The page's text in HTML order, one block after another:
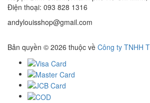
Điện thoại: 093 828 1316
andylouisshop@gmail.com
Bản quyền © 2026 thuộc về Công ty TNHH